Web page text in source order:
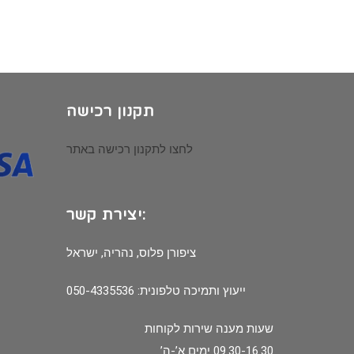
תקנון רכישה
לחצו לתקנון רכישה באתר
יצירת קשר:
ציפורן פלוס, נהריה, ישראל
ייעוץ ותמיכה טלפונית: 050-4335536
שעות מענה שירות לקוחות
09.30-16.30 ימים א’-ה’